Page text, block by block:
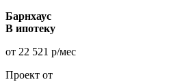
Барнхаус
В ипотеку
от 22 521 р/мес
Проект от